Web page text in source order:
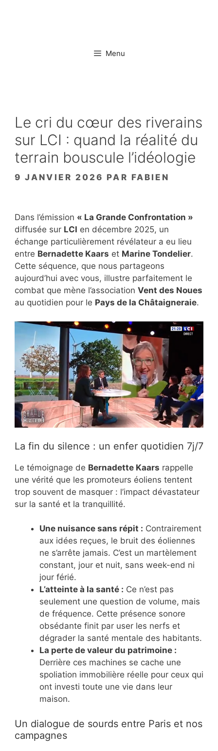
Menu
Le cri du cœur des riverains
sur LCI : quand la réalité du
terrain bouscule l’idéologie
9 JANVIER 2026 PAR FABIEN
Dans l’émission « La Grande Confrontation »
diffusée sur LCI en décembre 2025, un
échange particulièrement révélateur a eu lieu
entre Bernadette Kaars et Marine Tondelier.
Cette séquence, que nous partageons
aujourd’hui avec vous, illustre parfaitement le
combat que mène l’association Vent des Noues
au quotidien pour le Pays de la Châtaigneraie.
La fin du silence : un enfer quotidien 7j/7
Le témoignage de Bernadette Kaars rappelle
une vérité que les promoteurs éoliens tentent
trop souvent de masquer : l’impact dévastateur
sur la santé et la tranquillité.
Une nuisance sans répit : Contrairement
aux idées reçues, le bruit des éoliennes
ne s’arrête jamais. C’est un martèlement
constant, jour et nuit, sans week-end ni
jour férié.
L’atteinte à la santé : Ce n’est pas
seulement une question de volume, mais
de fréquence. Cette présence sonore
obsédante finit par user les nerfs et
dégrader la santé mentale des habitants.
La perte de valeur du patrimoine :
Derrière ces machines se cache une
spoliation immobilière réelle pour ceux qui
ont investi toute une vie dans leur
maison.
Un dialogue de sourds entre Paris et nos
campagnes